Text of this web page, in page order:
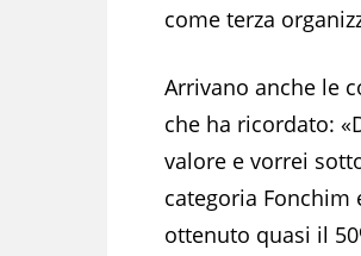
come terza
Arrivano anche le
che ha ricordato:
valore e vorrei
categoria Fonchim
ottenuto quasi il